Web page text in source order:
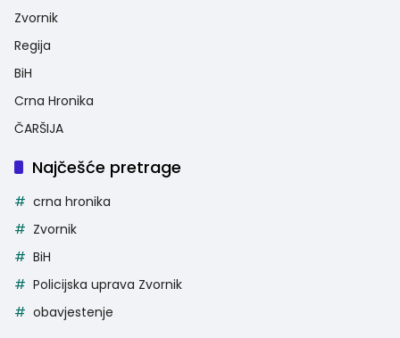
Zvornik
Regija
BiH
Crna Hronika
ČARŠIJA
Najčešće pretrage
crna hronika
Zvornik
BiH
Policijska uprava Zvornik
obavjestenje